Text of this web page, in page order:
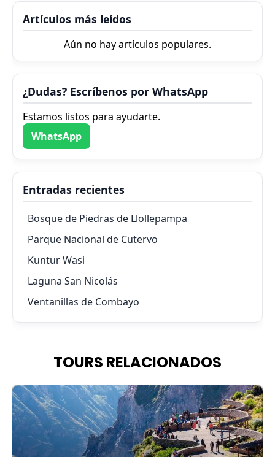
Artículos más leídos
Aún no hay artículos populares.
¿Dudas? Escríbenos por WhatsApp
Estamos listos para ayudarte.
WhatsApp
Entradas recientes
Bosque de Piedras de Llollepampa
Parque Nacional de Cutervo
Kuntur Wasi
Laguna San Nicolás
Ventanillas de Combayo
TOURS RELACIONADOS